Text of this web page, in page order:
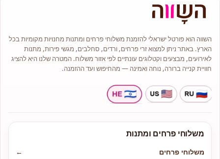
השווה הוא פורטל ישראלי להזמנת משלוחי פרחים ומתנות מחנויות מקומיות בכל
הארץ. באתר ניתן למצוא זרי פרחים, ורדים, סחלבים, מגשי פירות, מתנות
לאירועים, מבצעים וקטלוגים עונתיים לפי אזור משלוח. המטרה שלנו היא להציג
חוויית קנייה ברורה, נוחה ואמינה — מהחיפוש ועד ההזמנה.
משלוחי פרחים ומתנות
משלוחי פרחים
←